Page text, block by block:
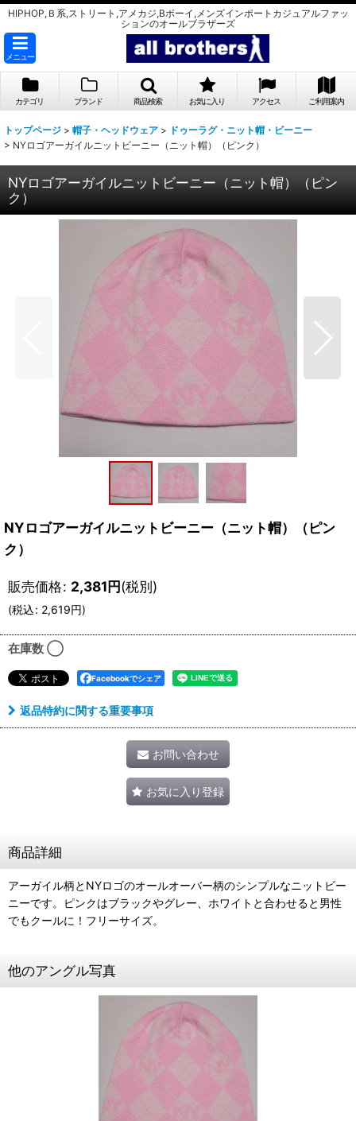
HIPHOP,Ｂ系,ストリート,アメカジ,Bボーイ,メンズインポートカジュアルファッ
ションのオールブラザーズ
メニュー
カテゴリ ブランド 商品検索 お気に入り アクセス ご利用案内
トップページ > 帽子・ヘッドウェア > ドゥーラグ・ニット帽・ビーニー
> NYロゴアーガイルニットビーニー（ニット帽）（ピンク）
NYロゴアーガイルニットビーニー（ニット帽）（ピン
ク）
NYロゴアーガイルニットビーニー（ニット帽）（ピン
ク）
販売価格: 2,381円(税別)
(税込: 2,619円)
在庫数 ◯
Facebookでシェア
返品特約に関する重要事項
お問い合わせ
お気に入り登録
商品詳細
アーガイル柄とNYロゴのオールオーバー柄のシンプルなニットビー
ニーです。ピンクはブラックやグレー、ホワイトと合わせると男性
でもクールに！フリーサイズ。
他のアングル写真